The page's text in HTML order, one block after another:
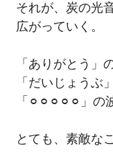
それが、炭の光
広がっていく。
「ありがとう」
「だいじょうぶ
「⚪︎⚪︎⚪︎⚪︎⚪︎」
とても、素敵な